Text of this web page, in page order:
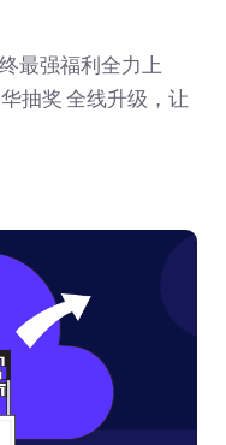
最强福利全力上
抽奖 全线升级，让